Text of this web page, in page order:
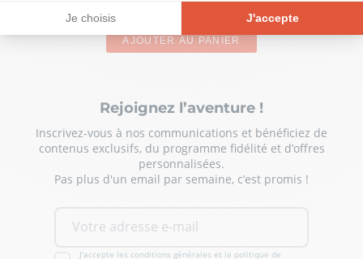
Je choisis J'accepte
Plateforme de Gestion du Consentement : Personnalisez vos
AJOUTER AU PANIER
Rejoignez l’aventure !
Inscrivez-vous à nos communications et bénéficiez de
contenus exclusifs, du programme fidélité et d’offres
personnalisées.
Pas plus d'un email par semaine, c’est promis !
J'accepte les conditions générales et la politique de